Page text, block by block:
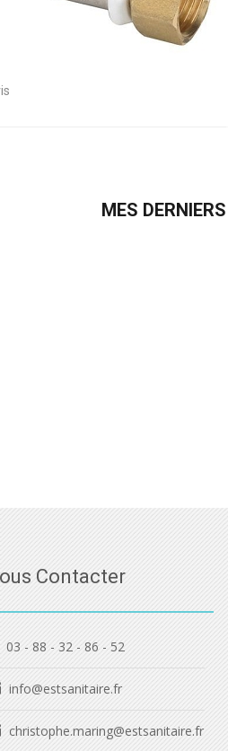
MES
Contacter
03 - 88 - 32 - 86 - 52
info@estsanitaire.fr
christophe.maring@estsanitaire.fr